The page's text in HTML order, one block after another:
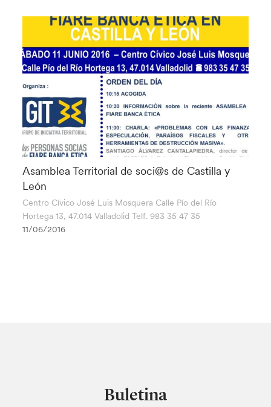
Asamblea Territorial de soci@s de Castilla y
León
Centro Cívico José Luis Mosquera Calle Pío del Río
Hortega 13, 47.014 Valladolid Telf. 983 35 47 35
11/06/2016
Buletina